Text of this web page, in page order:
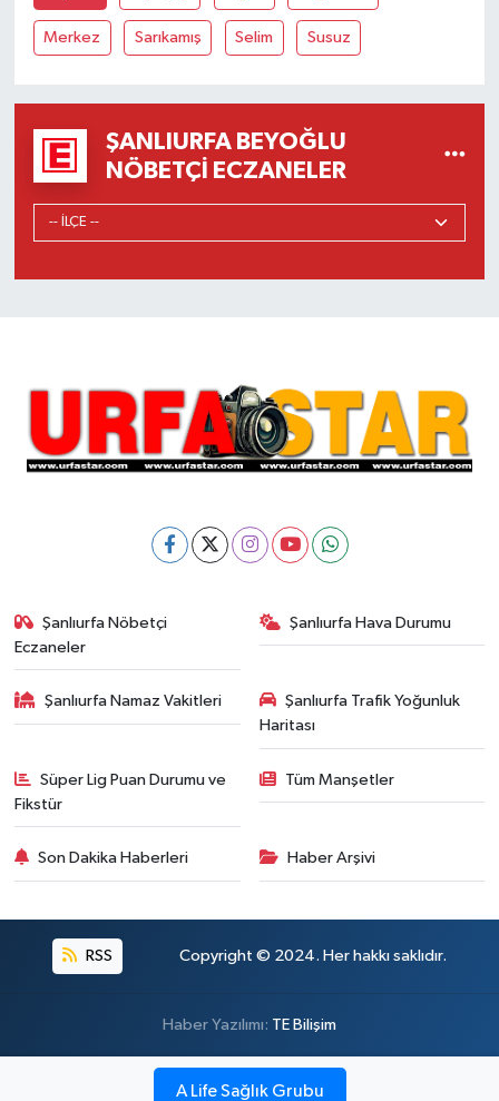
Merkez Sarıkamış Selim Susuz
ŞANLIURFA BEYOĞLU
NÖBETÇI ECZANELER
Şanlıurfa Nöbetçi
Eczaneler
Şanlıurfa Hava Durumu
Şanlıurfa Namaz Vakitleri
Şanlıurfa Trafik Yoğunluk
Haritası
Süper Lig Puan Durumu ve
Fikstür
Tüm Manşetler
Son Dakika Haberleri Haber Arşivi
RSS Copyright © 2024. Her hakkı saklıdır.
Haber Yazılımı: TE Bilişim
A Life Sağlık Grubu